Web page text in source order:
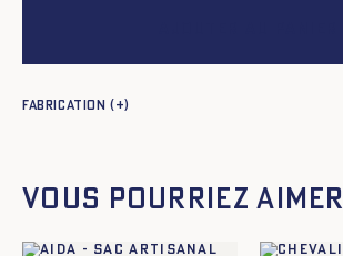
Fabrication
Vous pourriez aimer